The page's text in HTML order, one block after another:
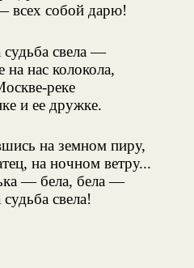
всех собой дарю!
свела —
нас колокола,
реке
и ее дружке.
на земном пиру,
на ночном ветру...
— бела, бела —
свела!